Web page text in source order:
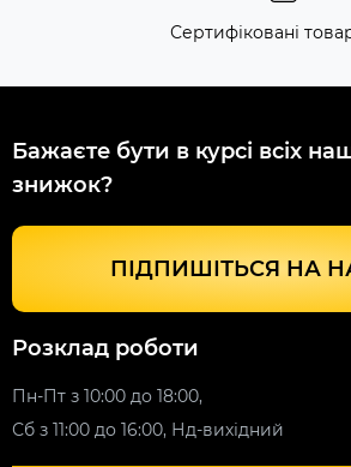
Сертифіковані
Бажаєте бути в курсі всіх
знижок?
ПІДПИШІТЬСЯ НА
Розклад роботи
Пн-Пт з 10:00 до 18:00,
Сб з 11:00 до 16:00, Нд-вихідний